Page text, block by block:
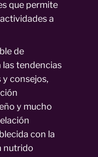
que permite
a
de
las tendencias
consejos,
y mucho
con la
nutrido